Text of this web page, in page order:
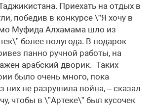
Приехать на отдых в
победив в конкурсе \”Я хочу в
Муфида Алхамама шло из
более полугода. В подарок
панно ручной работы, на
арабский дворик.- Таких
было очень много, пока
них не разрушила война, – сказал
чтобы в \”Артеке\” был кусочек